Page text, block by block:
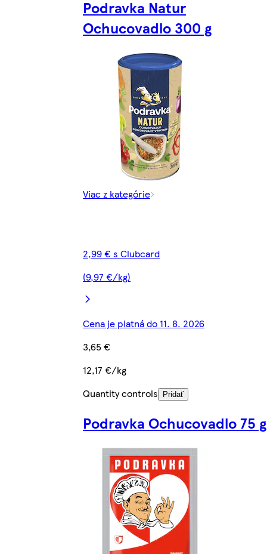
Podravka Natur
Ochucovadlo 300 g
Viac z kategórie
2,99 € s Clubcard
(9,97 €/kg)
Cena je platná do 11. 8. 2026
3,65 €
12,17 €/kg
Quantity controls
Pridať
Podravka Ochucovadlo 75 g